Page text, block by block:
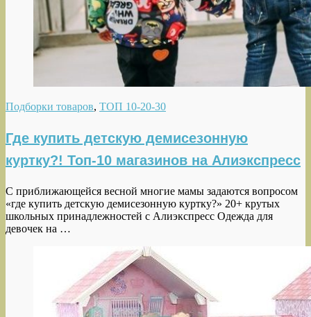
Подборки товаров, ТОП 10-20-30
Где купить детскую демисезонную
куртку?! Топ-10 магазинов на Алиэкспресс
С приближающейся весной многие мамы задаются вопросом
«где купить детскую демисезонную куртку?» 20+ крутых
школьных принадлежностей с Алиэкспресс Одежда для
девочек на …